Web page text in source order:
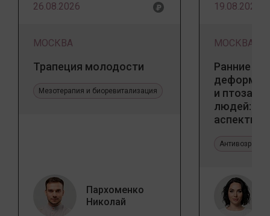
26.08.2026
МОСКВА
Трапеция молодости
Мезотерапия и биоревитализация
Пархоменко
Николай
19.08.2026
МОСКВА
Ранние
и птоза у
людей:
аспекты